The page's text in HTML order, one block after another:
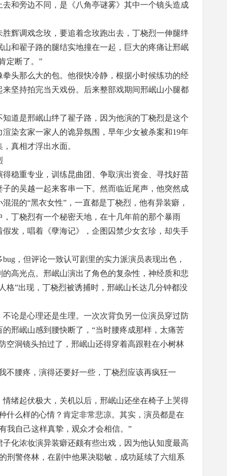
和旁边不同，是《八角亭谜雾》其中一个镜头造成
辉调戏念玫，要追着念玫跑出去，丁桡烈一伸腿绊
和翟子路的腿结实地撞在一起，巨大的疼痛让邢岷
定断了。”
头那么大的包。他很快冷静，根据小时候练功的经
坚持拍完当天戏份。后来整部戏期间邢岷山小腿都
道是邢岷山绊了翟子路，因为他演的丁桡烈是这个
染玄家一家人的诡异氛围，早年少女被杀案和19年
真相才浮出水面。
稳重专业，训练昆曲团、争取演出资金、寻找好苗
的吴越一起来客串一下。然而临近尾声，他突然成
混的“黑衣女性”，一直都是丁桡烈，他有异装癖，
丁桡烈有一个秘密天地，在十几年前的那个暴雨
发，唱着《孽海记》，企图囚禁少女玄珍，却失手
，但评论一致认可剧里的实力派演员表现出色，
高光点。邢岷山演出了角色的复杂性，神经质和悲
格”出现，丁桡烈被诱捕时，邢岷山长达几分钟都没
论是心理还是生理。一次次背负另一位演员穿过防
邢岷山感到腰快断了，“当时腰疼成那样，太痛苦
空洞镜头拍过了，邢岷山还得穿着高跟鞋在小树林
不腰疼，演得还要好一些，丁桡烈应该再疯狂一
绪起伏极大，关机以后，邢岷山还坐在椅子上哭得
什么样的心情？肯定非常悲凉。其实，演员都是在
我自己这样真挚，观众才会相信。”
化浓妆演异装癖还颇有些出戏，因为他认知度最高
刑警佟林，在剧中他果决聪敏，成功延续了六组系